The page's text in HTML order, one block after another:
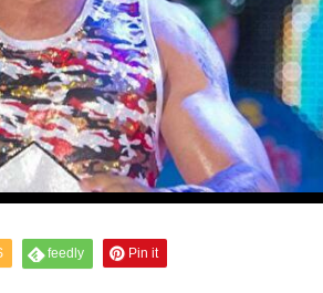
feedly Pin it